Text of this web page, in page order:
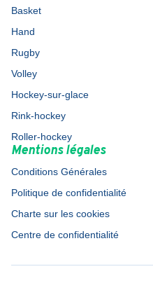
Basket
Hand
Rugby
Volley
Hockey-sur-glace
Rink-hockey
Roller-hockey
Mentions légales
Conditions Générales
Politique de confidentialité
Charte sur les cookies
Centre de confidentialité